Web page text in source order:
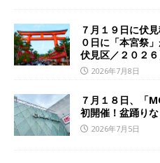
７月１９日に伏
０日に「本宮祭
伏見区／２０２６
2026年7月8日
７月１８日、「
初開催！盆踊りな
2026年7月5日